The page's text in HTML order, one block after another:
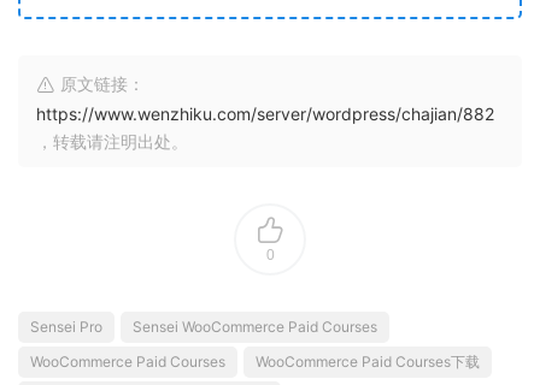
原文链接：
https://www.wenzhiku.com/server/wordpress/chajian/882
，转载请注明出处。
0
Sensei Pro
Sensei WooCommerce Paid Courses
WooCommerce Paid Courses
WooCommerce Paid Courses下载